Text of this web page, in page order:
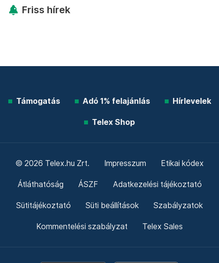
Friss hírek
Támogatás Adó 1% felajánlás Hírlevelek
Telex Shop
© 2026 Telex.hu Zrt. Impresszum Etikai kódex
Átláthatóság ÁSZF Adatkezelési tájékoztató
Sütitájékoztató Süti beállítások Szabályzatok
Kommentelési szabályzat Telex Sales